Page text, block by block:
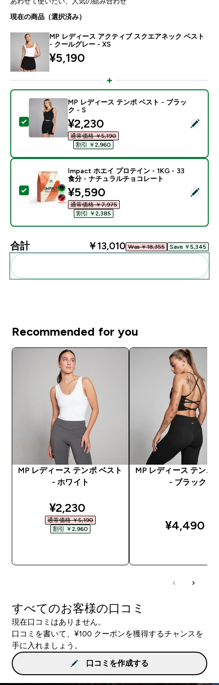
現在の商品（選択済み）
MP レディース アクティブ スクエアネック ベスト
- クールグレー - XS
¥5,190‎
この商品を選択 - MP レディース テンポ ベスト - ブラ
MP レディース テンポ ベスト - ブラッ
ク - S
discounted price
¥2,230‎
通常価格 ￥5,190‎
割引 ￥2,960‎
この商品を選択 - Impact ホエイ プロテイン - 1KG -
Impact ホエイ プロテイン - 1KG - 33
食分 - ナチュラルチョコレート
discounted price
¥5,590‎
通常価格 ￥7,975‎
割引 ￥2,385‎
合計 ￥13,010‎ Was ￥18,355‎ Save ￥5,345‎
Recommended for you
MP レディース テンポ ベスト
- ホワイト
discounted price
¥2,230‎
通常価格 ￥5,190‎
割引 ￥2,960‎
MP レディース テンポ
- ブラック
¥4,490‎
すべてのお客様の口コミ
現在口コミはありません。
口コミを書いて、¥100 クーポンを獲得するチャンスを
手に入れましょう。
口コミを作成する